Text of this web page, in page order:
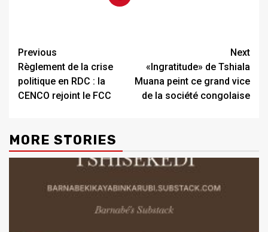
Previous
Règlement de la crise
politique en RDC : la
CENCO rejoint le FCC
Next
«Ingratitude» de Tshiala
Muana peint ce grand vice
de la société congolaise
MORE STORIES